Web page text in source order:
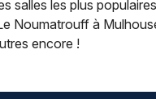
salles les plus
Noumatrouff à
encore !